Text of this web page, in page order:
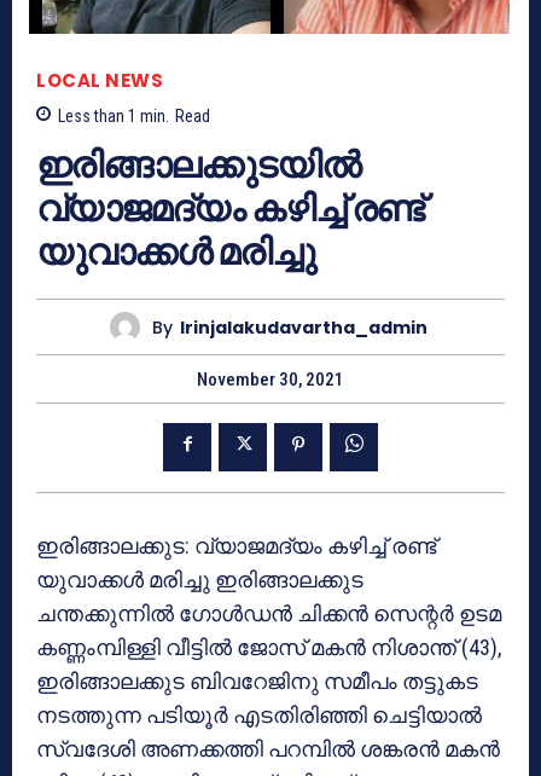
LOCAL NEWS
Less than 1 min. Read
ഇരിങ്ങാലക്കുടയിൽ
വ്യാജമദ്യം കഴിച്ച് രണ്ട്
യുവാക്കൾ മരിച്ചു
By Irinjalakudavartha_admin
November 30, 2021
ഇരിങ്ങാലക്കുട: വ്യാജമദ്യം കഴിച്ച് രണ്ട്
യുവാക്കൾ മരിച്ചു ഇരിങ്ങാലക്കുട
ചന്തക്കുന്നില്‍ ഗോള്‍ഡന്‍ ചിക്കന്‍ സെന്റര്‍ ഉടമ
കണ്ണംമ്പിള്ളി വീട്ടില്‍ ജോസ് മകന്‍ നിശാന്ത് (43),
ഇരിങ്ങാലക്കുട ബിവറേജിനു സമീപം തട്ടുകട
നടത്തുന്ന പടിയൂര്‍ എടതിരിഞ്ഞി ചെട്ടിയാല്‍
സ്വദേശി അണക്കത്തി പറമ്പില്‍ ശങ്കരന്‍ മകന്‍